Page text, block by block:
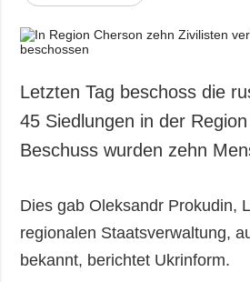
Letzten Tag beschoss die
45 Siedlungen in der
Beschuss wurden zehn
Dies gab Oleksandr Prokudin,
regionalen Staatsverwaltung,
bekannt, berichtet Ukrinform.